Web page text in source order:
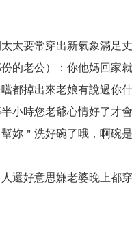
太要常穿出新氣象滿足
的老公）：你他媽回家
都掉出來老娘有說過你什
小時您老爺心情好了才
妳＂洗好碗了哦，啊碗
還好意思嫌老婆晚上都